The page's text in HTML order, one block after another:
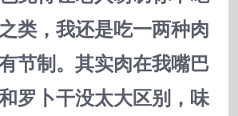
类，我还是吃一两种肉
节制。其实肉在我嘴巴
罗卜干没太大区别，味